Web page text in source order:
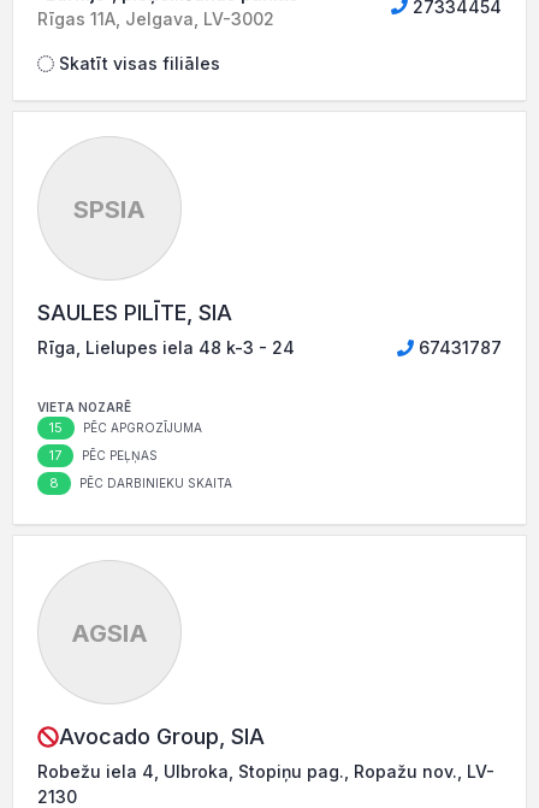
Rīgas 11A, Jelgava, LV-3002
27334454
Skatīt visas filiāles
SPSIA
SAULES PILĪTE, SIA
Rīga, Lielupes iela 48 k-3 - 24 67431787
VIETA NOZARĒ
15 PĒC APGROZĪJUMA
17 PĒC PEĻŅAS
8 PĒC DARBINIEKU SKAITA
AGSIA
Avocado Group, SIA
Robežu iela 4, Ulbroka, Stopiņu pag., Ropažu nov., LV-
2130